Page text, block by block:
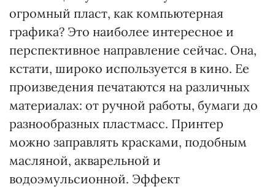
огромный пласт, как компьютерная
графика? Это наиболее интересное и
перспективное направление сейчас. Она,
кстати, широко используется в кино. Ее
произведения печатаются на различных
материалах: от ручной работы, бумаги до
разнообразных пластмасс. Принтер
можно заправлять красками, подобным
масляной, акварельной и
водоэмульсионной. Эффект